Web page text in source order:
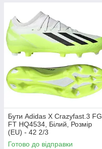
Бути Adidas X Crazyfast.3 FG
FT HQ4534, Білий, Розмір
(EU) - 42 2/3
Готово до відправки